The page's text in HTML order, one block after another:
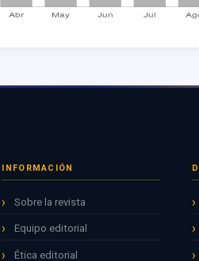
INFORMACIÓN
Sobre la revista
Equipo editorial
Ética editorial